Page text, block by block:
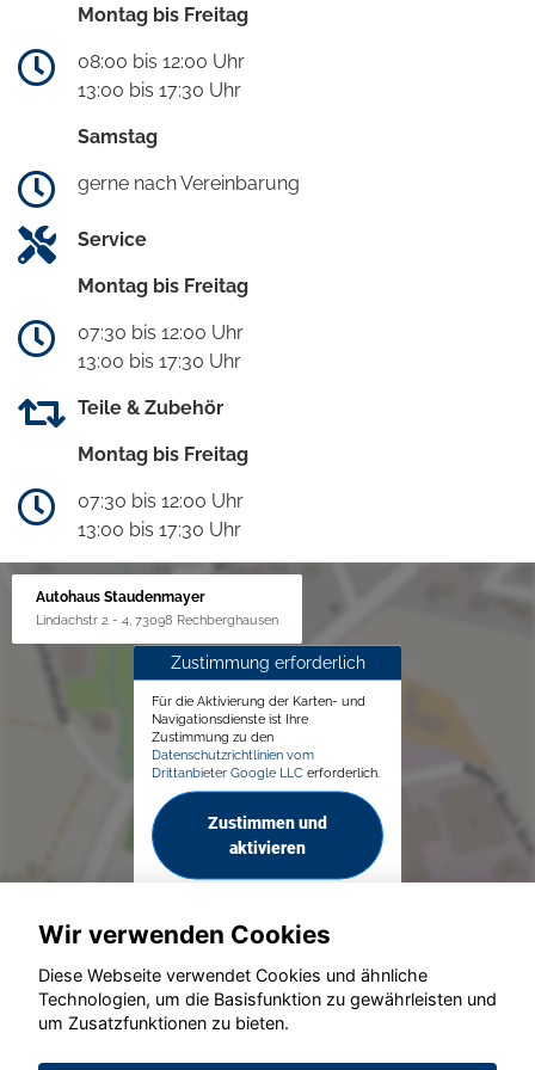
Montag bis Freitag
08:00 bis 12:00 Uhr
13:00 bis 17:30 Uhr
Samstag
gerne nach Vereinbarung
Service
Montag bis Freitag
07:30 bis 12:00 Uhr
13:00 bis 17:30 Uhr
Teile & Zubehör
Montag bis Freitag
07:30 bis 12:00 Uhr
13:00 bis 17:30 Uhr
Autohaus Staudenmayer
Lindachstr 2 - 4, 73098 Rechberghausen
Zustimmung erforderlich
Für die Aktivierung der Karten- und
Navigationsdienste ist Ihre
Zustimmung zu den
Datenschutzrichtlinien vom
Drittanbieter Google LLC erforderlich.
Zustimmen und
aktivieren
© konjunkturmotor.de GmbH 2020 - 2026
Wir verwenden Cookies
Diese Webseite verwendet Cookies und ähnliche
Technologien, um die Basisfunktion zu gewährleisten und
um Zusatzfunktionen zu bieten.